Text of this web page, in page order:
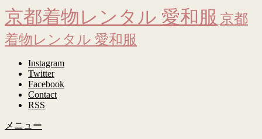
京都着物レンタル 愛和服 京都
着物レンタル 愛和服
Instagram
Twitter
Facebook
Contact
RSS
メニュー